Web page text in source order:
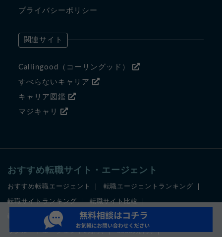
プライバシーポリシー
関連サイト
Callingood（コーリングッド）
すべらないキャリア
キャリア図鑑
マジキャリ
おすすめ転職サイト・エージェント
おすすめ転職エージェント 転職エージェントランキング
転職サイトランキング 転職サイト比較
転職エージェントの評判 転職サイトの評判
リクルートエージェントの評判 dodaの評判